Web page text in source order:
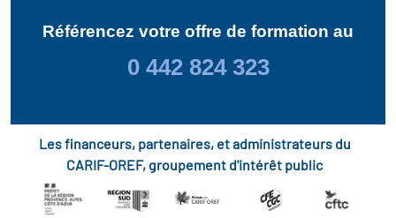
Référencez votre offre de formation au
0 442 824 323
Les financeurs, partenaires, et administrateurs du
CARIF-OREF, groupement d'intérêt public